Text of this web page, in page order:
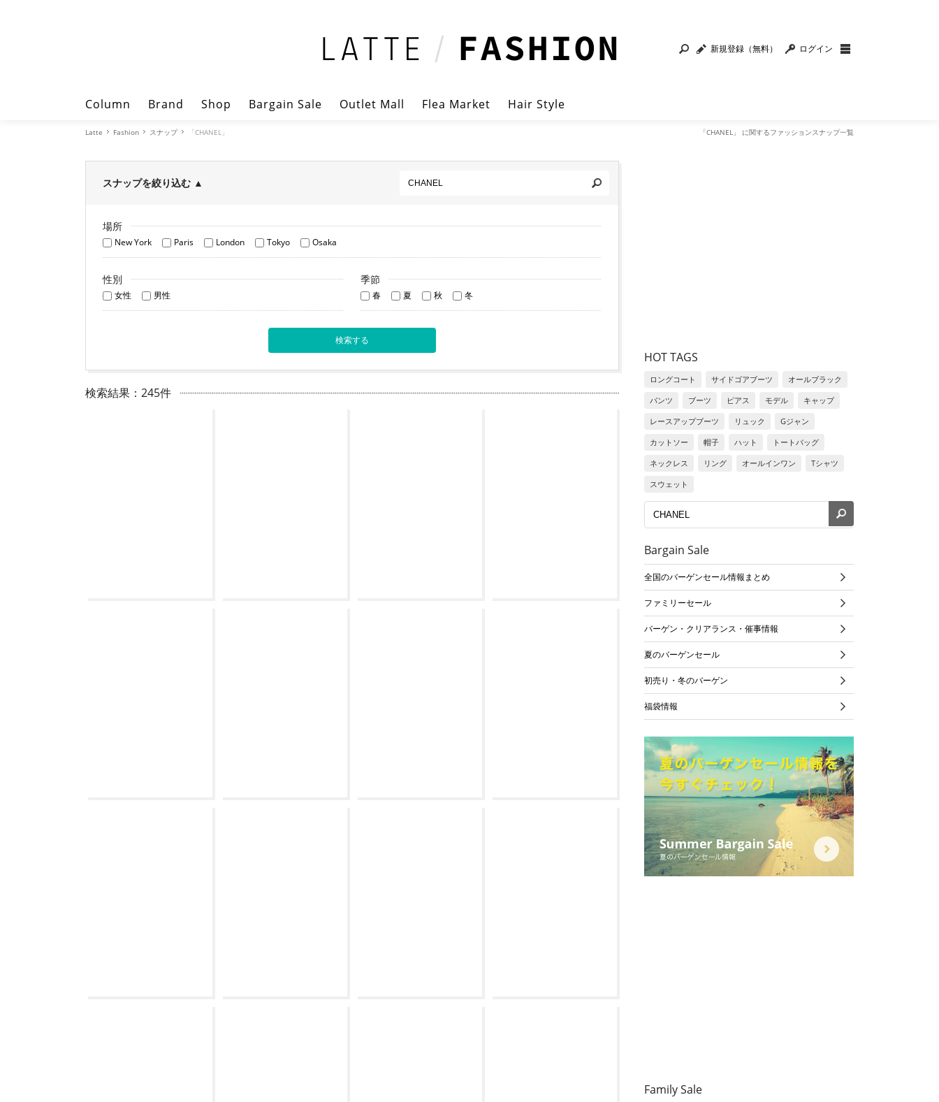
新規登録（無料） ログイン
Column Brand Shop Bargain Sale Outlet Mall Flea Market Hair Style
Latte Fashion スナップ 「CHANEL」 「CHANEL」 に関するファッションスナップ一覧
スナップを絞り込む ▲
場所
New York Paris London Tokyo Osaka
性別
女性 男性
季節
春 夏 秋 冬
検索結果：245件
HOT TAGS
ロングコート サイドゴアブーツ
オールブラック
パンツ
ブーツ ピアス モデル
キャップ
レースアップブーツ
リュック
Gジャン
カットソー
帽子 ハット
トートバッグ
ネックレス
リング オールインワン
Tシャツ
スウェット
Bargain Sale
全国のバーゲンセール情報まとめ
ファミリーセール
バーゲン・クリアランス・催事情報
夏のバーゲンセール
初売り・冬のバーゲン
福袋情報
Family Sale